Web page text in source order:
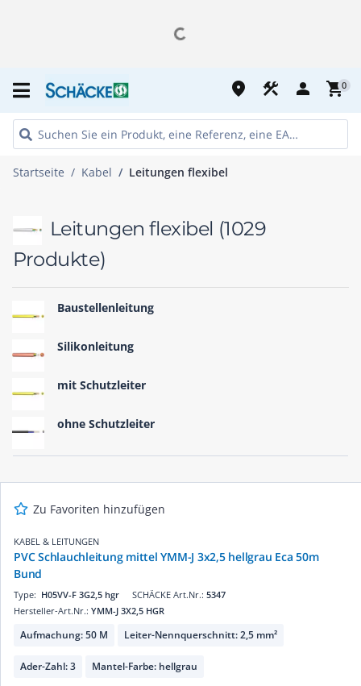
place construction person shopping_cart0
Startseite Kabel Leitungen flexibel
Leitungen flexibel (1029
Produkte)
Baustellenleitung
Silikonleitung
mit Schutzleiter
ohne Schutzleiter
Zu Favoriten hinzufügen
KABEL & LEITUNGEN
PVC Schlauchleitung mittel YMM-J 3x2,5 hellgrau Eca 50m
Bund
SCHÄCKE Art.Nr.: 5347
Type: H05VV-F 3G2,5 hgr
Hersteller-Art.Nr.: YMM-J 3X2,5 HGR
Aufmachung: 50 M Leiter-Nennquerschnitt: 2,5 mm²
Ader-Zahl: 3 Mantel-Farbe: hellgrau